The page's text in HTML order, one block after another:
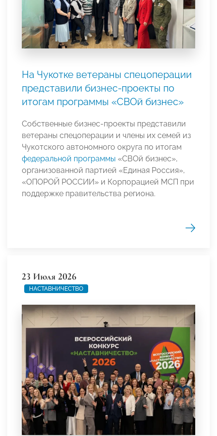
На Чукотке ветераны спецоперации
представили бизнес-проекты по
итогам программы «СВОй бизнес»
Собственные бизнес-проекты представили
ветераны спецоперации и члены их семей из
Чукотского автономного округа по итогам
федеральной программы «СВОй бизнес»,
организованной партией «Единая Россия»,
«ОПОРОЙ РОССИИ» и Корпорацией МСП при
поддержке правительства региона.
23 Июля 2026
НАСТАВНИЧЕСТВО